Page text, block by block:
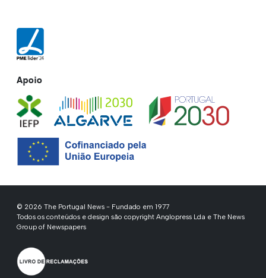
Apoio
© 2026 The Portugal News - Fundado em 1977
Todos os conteúdos e design são copyright Anglopress Lda e The News
Group of Newspapers